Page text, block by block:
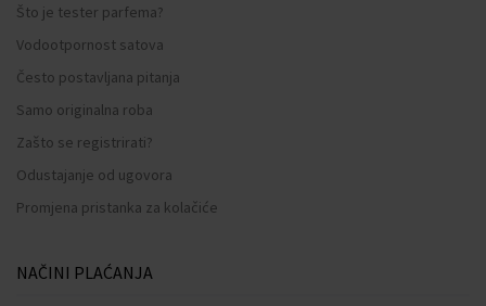
Što je tester parfema?
Vodootpornost satova
Često postavljana pitanja
Samo originalna roba
Zašto se registrirati?
Odustajanje od ugovora
Promjena pristanka za kolačiće
NAČINI PLAĆANJA